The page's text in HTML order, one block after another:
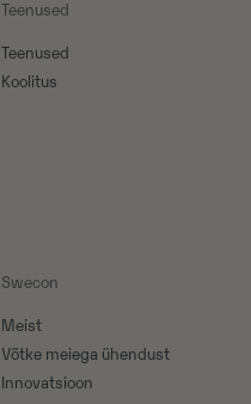
Teenused
Teenused
Koolitus
Swecon
Meist
Võtke meiega ühendust
Innovatsioon